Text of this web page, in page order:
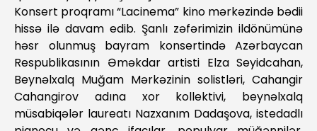
Konsert proqramı “Lacinema” kino mərkəzində bədii
hissə ilə davam edib. Şanlı zəfərimizin ildönümünə
həsr olunmuş bayram konsertində Azərbaycan
Respublikasının Əməkdar artisti Elza Seyidcahan,
Beynəlxalq Muğam Mərkəzinin solistləri, Cahangir
Cahangirov adınaxor kollektivi, beynəlxalq
müsabiqələr laureatı Nazxanım Dadaşova, istedadlı